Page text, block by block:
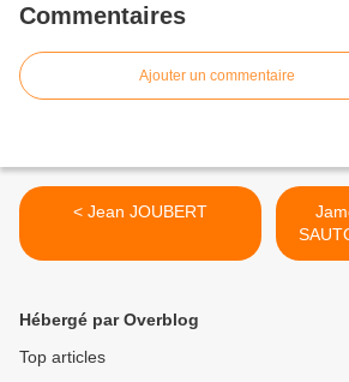
Commentaires
Ajouter un commentaire
< Jean JOUBERT
Hébergé par Overblog
Top articles